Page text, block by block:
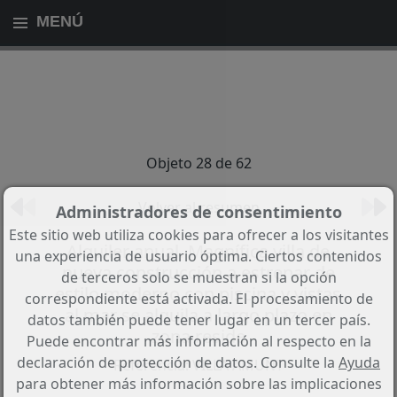
MENÚ
Objeto 28 de 62
Volver al resumen
Alquiler anual. Magnífica villa de
nueva construcción a estrenar de
estilo moderno con piscina y vistas
al mar se alquila a largo plazo en
zona reside
Referencia: VILLA AMUNT
Administradores de consentimiento
Este sitio web utiliza cookies para ofrecer a los visitantes
una experiencia de usuario óptima. Ciertos contenidos
de terceros solo se muestran si la opción
correspondiente está activada. El procesamiento de
datos también puede tener lugar en un tercer país.
Puede encontrar más información al respecto en la
declaración de protección de datos. Consulte la Ayuda
para obtener más información sobre las implicaciones